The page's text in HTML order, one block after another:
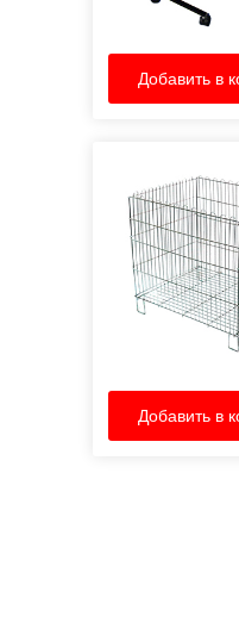
Добавить в
Добавить в